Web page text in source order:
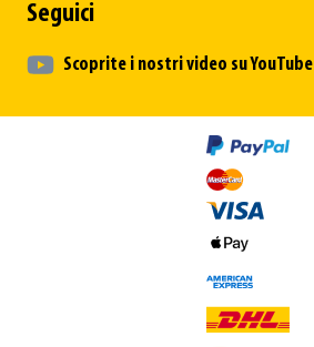
Seguici
Scoprite i nostri video su YouTube